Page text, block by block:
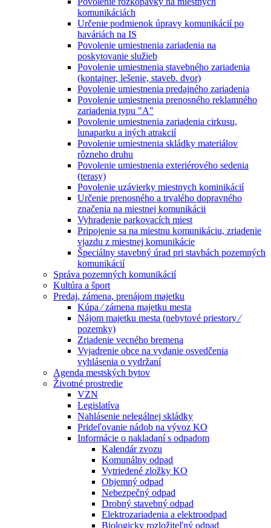
komunikáciách
Určenie podmienok úpravy komunikácií po
haváriách na IS
Povolenie umiestnenia zariadenia na
poskytovanie služieb
Povolenie umiestnenia stavebného zariadenia
(kontajner, lešenie, staveb. dvor)
Povolenie umiestnenia predajného zariadenia
Povolenie umiestnenia prenosného reklamného
zariadenia typu "A"
Povolenie umiestnenia zariadenia cirkusu,
lunaparku a iných atrakcií
Povolenie umiestnenia skládky materiálov
rôzneho druhu
Povolenie umiestnenia exteriérového sedenia
(terasy)
Povolenie uzávierky miestnych kominikácií
Určenie prenosného a trvalého dopravného
značenia na miestnej komunikácii
Vyhradenie parkovacích miest
Pripojenie sa na miestnu komunikáciu, zriadenie
vjazdu z miestnej komunikácie
Špeciálny stavebný úrad pri stavbách pozemných
komunikácií
Správa pozemných komunikácií
Kultúra a šport
Predaj, zámena, prenájom majetku
Kúpa ⁄ zámena majetku mesta
Nájom majetku mesta (nebytové priestory ⁄
pozemky)
Zriadenie vecného bremena
Vyjadrenie obce na vydanie osvedčenia
vyhlásenia o vydržaní
Agenda mestských bytov
Životné prostredie
VZN
Legislatíva
Nahlásenie nelegálnej skládky
Prideľovanie nádob na vývoz KO
Informácie o nakladaní s odpadom
Kalendár zvozu
Komunálny odpad
Vytriedené zložky KO
Objemný odpad
Nebezpečný odpad
Drobný stavebný odpad
Elektrozariadenia a elektroodpad
Biologicky rozložiteľný odpad